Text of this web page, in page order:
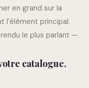
en grand sur la
l’élément principal.
le plus parlant —
catalogue.